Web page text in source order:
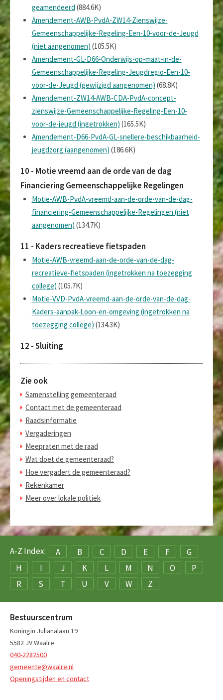
geamendeerd (884.6K)
Amendement-AWB-PvdA-ZW14-Zienswijze-
Gemeenschappelijke-Regeling-Een-10-voor-de-Jeugd
(niet aangenomen) (105.5K)
Amendement-GL-D66-Onderwijs-op-maat-in-de-
Gemeenschappelijke-Regeling-Jeugdregio-Een-10-
voor-de-Jeugd (gewijzigd aangenomen) (68.8K)
Amendement-ZW14-AWB-CDA-PvdA-concept-
zienswijze-Gemeenschappelijke-Regeling-Een-10-
voor-de-jeugd (ingetrokken) (165.5K)
Amendement-D66-PvdA-GL-snellere-beschikbaarheid-
jeugdzorg (aangenomen) (186.6K)
10 - Motie vreemd aan de orde van de dag
Financiering Gemeenschappelijke Regelingen
Motie-AWB-PvdA-vreemd-aan-de-orde-van-de-dag-
financiering-Gemeenschappelijke-Regelingen (niet
aangenomen) (134.7K)
11 - Kaders recreatieve fietspaden
Motie-AWB-vreemd-aan-de-orde-van-de-dag-
recreatieve-fietspaden (ingetrokken na toezegging
college) (105.7K)
Motie-VVD-PvdA-vreemd-aan-de-orde-van-de-dag-
Kaders-aanpak-Loon-en-omgeving (ingetrokken na
toezegging college) (134.3K)
12 - Sluiting
Zie ook
Samenstelling gemeenteraad
Contact met de gemeenteraad
Raadsinformatie
Vergaderingen
Meepraten met de raad
Wat doet de gemeenteraad?
Hoe vergadert de gemeenteraad?
Rekenkamer
Meer over lokale politiek
A-Z Index: A B C D E F
G
H
I J K L M N O
P
R
S T U V W Z
Bestuurscentrum
Koningin Julianalaan 19
5582 JV Waalre
040-2282500
gemeente@waalre.nl
Openingstijden en contact